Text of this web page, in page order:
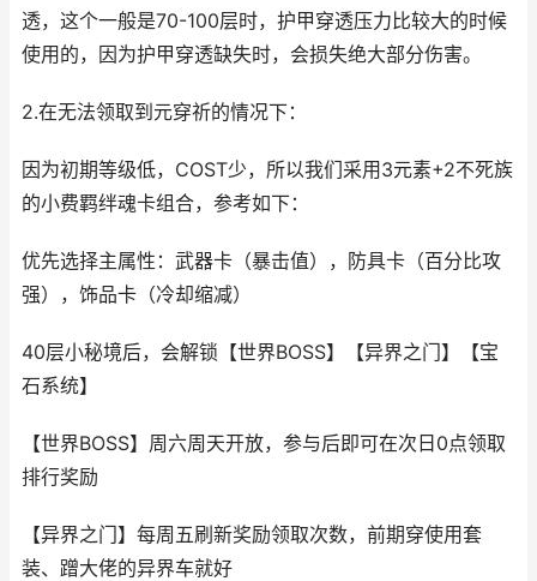
透，这个一般是70-100层时，护甲穿透压力比较大的时候
使用的，因为护甲穿透缺失时，会损失绝大部分伤害。
2.在无法领取到元穿祈的情况下：
因为初期等级低，COST少，所以我们采用3元素+2不死族
的小费羁绊魂卡组合，参考如下：
优先选择主属性：武器卡（暴击值），防具卡（百分比攻
强），饰品卡（冷却缩减）
40层小秘境后，会解锁【世界BOSS】【异界之门】【宝
石系统】
【世界BOSS】周六周天开放，参与后即可在次日0点领取
排行奖励
【异界之门】每周五刷新奖励领取次数，前期穿使用套
装、蹭大佬的异界车就好